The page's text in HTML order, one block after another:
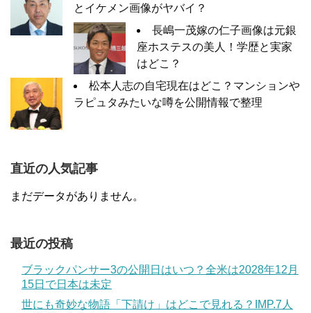
とイケメン画像がヤバイ？
長嶋一茂嫁の仁子画像は元銀
座ホステスの美人！学歴と実家
はどこ？
松本人志の自宅現在はどこ？マンションや
ラピュタみたいな噂を公開情報で整理
直近の人気記事
まだデータがありません。
最近の投稿
ブラックパンサー3の公開日はいつ？全米は2028年12月
15日で日本は未定
世にも奇妙な物語「下請け」はどこで見れる？IMP.7人